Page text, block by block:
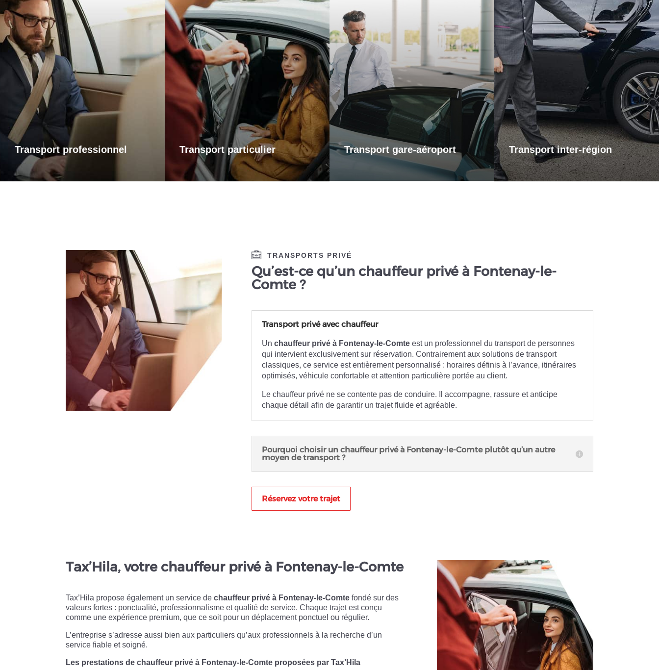
Transport professionnel
Transports professionnels
Je vous propose un service de
transport dédié aux déplacements
d’affaires, adapté à vos besoins et à
vos contraintes. Que ce soit pour un
rendez-vous, une réunion ou bien un
évènement, profitez d’un service
ponctuel, discret et confortable.
Transport particulier
Transports particuliers
Que ce soit pour une sortie en ville,
une visite chez des proches ou un
rendez-vous personnel, je vous
accompagne dans tous vos trajets
avec fiabilité et confort. Profitez d’un
service adapté à vos besoins, alliant
ponctualité et disponibilité.
Transport gare-aéroport
Transports gare-aéroport
Pour vos départs comme pour vos
retours, profitez d’un service de
transport fiable et ponctuel vers les
gares et aéroports. Je m’assure que
vous arriviez à l’heure, sans contrainte
et dans un confort optimal. Que vous
voyagiez pour affaires ou pour le
plaisir, laissez-moi gérer votre trajet
afin que vous puissiez vous concentrer
sur l’essentiel : votre voyage.
Transport inter-région
Transports inter-région
Pour vos trajets longue distance, je
vous propose un service de transport
inter-régional fiable et confortable. Que
ce soit pour des raisons personnelles
ou professionnelles, bénéficiez d’un
accompagnement adapté à vos
besoins, avec des trajets sûrs et sur
mesure.
TRANSPORTS PRIVÉ
Qu’est-ce qu’un chauffeur privé à Fontenay-le-
Comte ?
Transport privé avec chauffeur
Un chauffeur privé à Fontenay-le-Comteest un professionnel du transport de personnes
qui intervient exclusivement sur réservation. Contrairement aux solutions de transport
classiques, ce service est entièrement personnalisé : horaires définis à l’avance, itinéraires
optimisés, véhicule confortable et attention particulière portée au client.
Le chauffeur privé ne se contente pas de conduire. Il accompagne, rassure et anticipe
chaque détail afin de garantir un trajet fluide et agréable.
Pourquoi choisir un chauffeur privé à Fontenay-le-Comte plutôt qu’un autre
moyen de transport ?
Réservez votre trajet
Tax’Hila, votre chauffeur privé à Fontenay-le-Comte
Tax’Hila propose également un service dechauffeur privé à Fontenay-le-Comte fondé sur des
valeurs fortes : ponctualité, professionnalisme et qualité de service. Chaque trajet est conçu
comme une expérience premium, que ce soit pour un déplacement ponctuel ou régulier.
L’entreprise s’adresse aussi bien aux particuliers qu’aux professionnels à la recherche d’un
service fiable et soigné.
Les prestations de chauffeur privé à Fontenay-le-Comte proposées par Tax’Hila